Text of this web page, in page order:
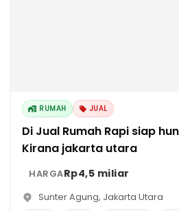
RUMAH JUAL
Di Jual Rumah Rapi siap huni Tinggal Sunter
Kirana jakarta utara
HARGARp4,5 miliar
Sunter Agung, Jakarta Utara